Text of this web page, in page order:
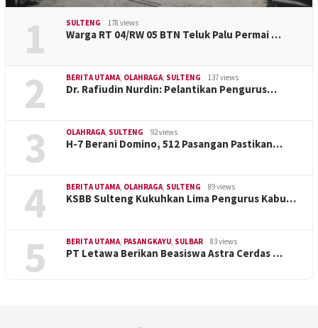
1 SULTENG 178 views
Warga RT 04/RW 05 BTN Teluk Palu Permai …
2 BERITA UTAMA, OLAHRAGA, SULTENG 137 views
Dr. Rafiudin Nurdin: Pelantikan Pengurus…
3 OLAHRAGA, SULTENG 92 views
H-7 Berani Domino, 512 Pasangan Pastikan…
4 BERITA UTAMA, OLAHRAGA, SULTENG 89 views
KSBB Sulteng Kukuhkan Lima Pengurus Kabu…
5 BERITA UTAMA, PASANGKAYU, SULBAR 83 views
PT Letawa Berikan Beasiswa Astra Cerdas …